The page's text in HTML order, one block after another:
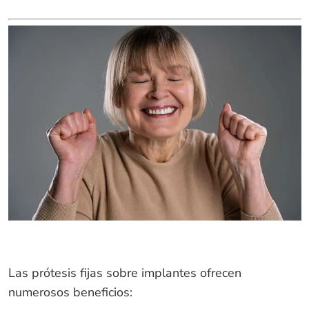
Las prótesis fijas sobre implantes ofrecen
numerosos beneficios: